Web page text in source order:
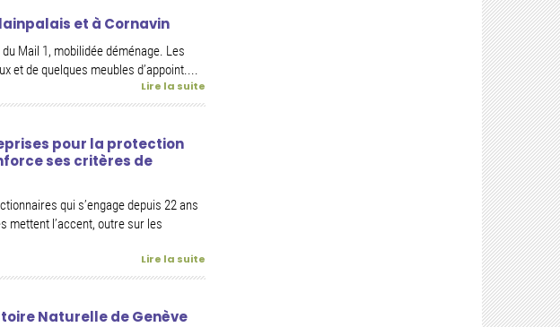
et à Cornavin
Mail 1, mobilidée déménage. Les
et de quelques meubles d’appoint....
Lire la suite
pour la protection
ses critères de
qui s’engage depuis 22 ans
mettent l’accent, outre sur les
Lire la suite
Naturelle de Genève